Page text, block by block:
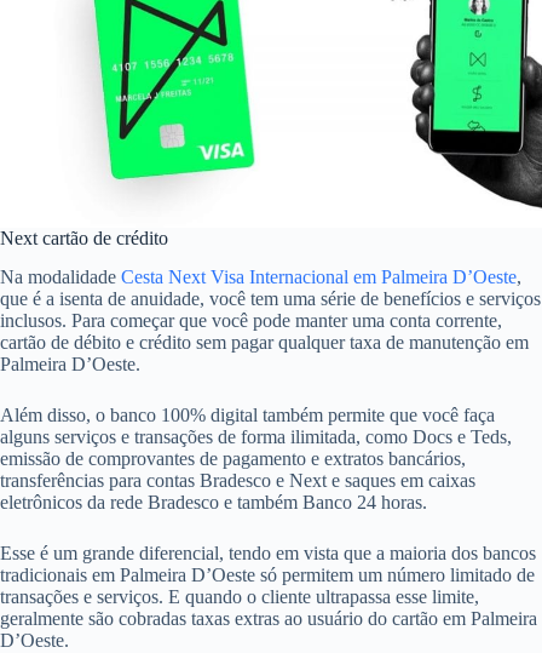
Next cartão de crédito
Na modalidade Cesta Next Visa Internacional em Palmeira D’Oeste,
que é a isenta de anuidade, você tem uma série de benefícios e serviços
inclusos. Para começar que você pode manter uma conta corrente,
cartão de débito e crédito sem pagar qualquer taxa de manutenção em
Palmeira D’Oeste.
Além disso, o banco 100% digital também permite que você faça
alguns serviços e transações de forma ilimitada, como Docs e Teds,
emissão de comprovantes de pagamento e extratos bancários,
transferências para contas Bradesco e Next e saques em caixas
eletrônicos da rede Bradesco e também Banco 24 horas.
Esse é um grande diferencial, tendo em vista que a maioria dos bancos
tradicionais em Palmeira D’Oeste só permitem um número limitado de
transações e serviços. E quando o cliente ultrapassa esse limite,
geralmente são cobradas taxas extras ao usuário do cartão em Palmeira
D’Oeste.